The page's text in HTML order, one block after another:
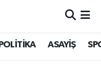
POLİTİKA ASAYİŞ